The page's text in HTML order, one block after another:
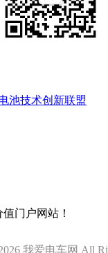
池技术创新联盟
门户网站！
我爱电车网 All